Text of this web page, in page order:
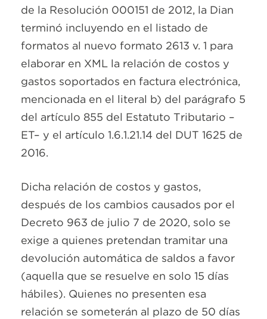
de la Resolución 000151 de 2012, la Dian
terminó incluyendo en el listado de
formatos al nuevo formato 2613 v. 1 para
elaborar en XML la relación de costos y
gastos soportados en factura electrónica,
mencionada en el literal b) del parágrafo 5
del artículo 855 del Estatuto Tributario –
ET– y el artículo 1.6.1.21.14 del DUT 1625 de
2016.
Dicha relación de costos y gastos,
después de los cambios causados por el
Decreto 963 de julio 7 de 2020, solo se
exige a quienes pretendan tramitar una
devolución automática de saldos a favor
(aquella que se resuelve en solo 15 días
hábiles). Quienes no presenten esa
relación se someterán al plazo de 50 días